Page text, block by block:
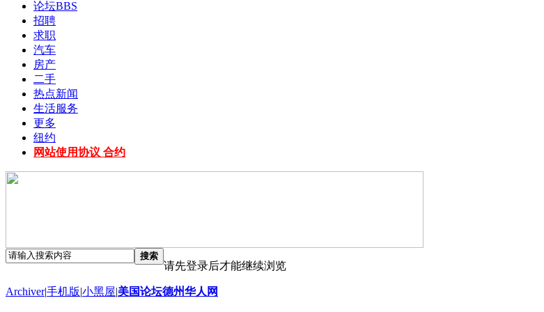
论坛BBS
招聘
求职
汽车
房产
二手
热点新闻
生活服务
更多
纽约
网站使用协议 合约
搜索
请先登录后才能继续浏览
Archiver|手机版|小黑屋|美国论坛德州华人网